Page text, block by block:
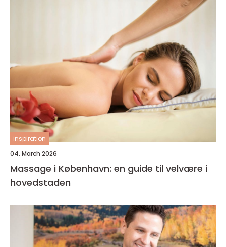
inspiration
04. March 2026
Massage i København: en guide til velvære i
hovedstaden